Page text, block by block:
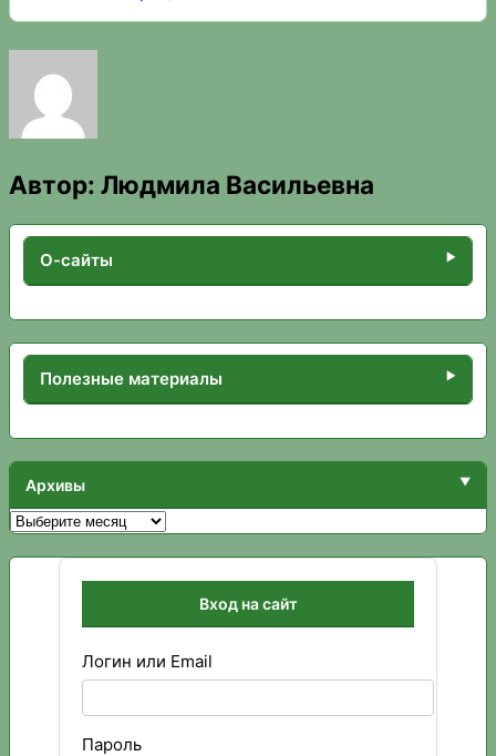
Автор: Людмила Васильевна
О-сайты
Полезные материалы
Архивы
Архивы
Вход на сайт
Логин или Email
Пароль